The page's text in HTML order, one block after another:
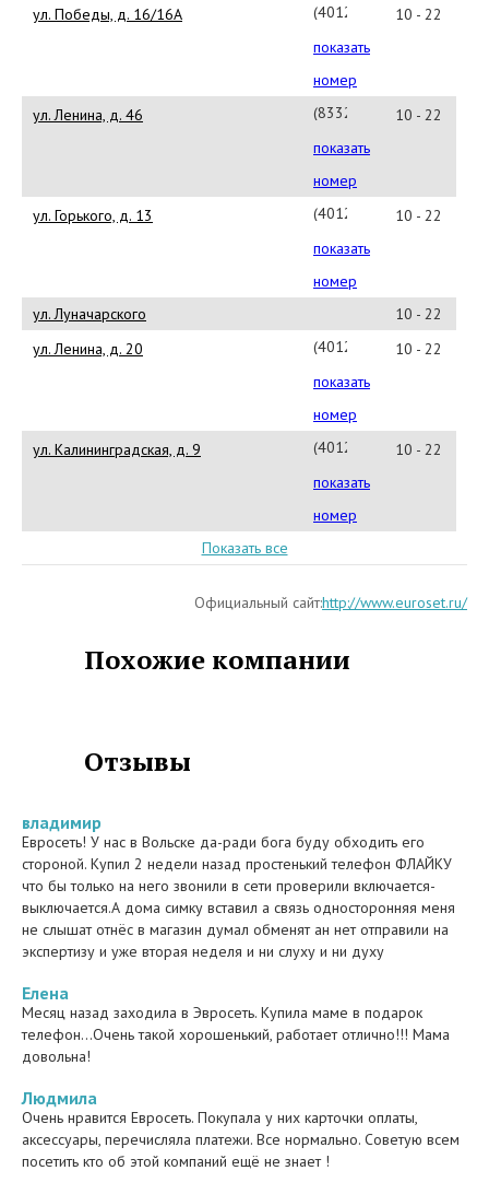
ул. Победы, д. 16/16А
(4012)379001(#40271)
показать
номер
10 - 22
ул. Ленина, д. 46
(8332)57-
71-
71(#24856)
показать
номер
10 - 22
ул. Горького, д. 13
(4012)379001(#44163)
показать
номер
10 - 22
ул. Луначарского
10 - 22
ул. Ленина, д. 20
(4012)379001(#40275)
показать
номер
10 - 22
ул. Калининградская, д. 9
(4012)379001(#40262)
показать
номер
10 - 22
Показать все
Официальный сайт:http://www.euroset.ru/
Похожие компании
Отзывы
владимир
Евросеть! У нас в Вольске да-ради бога буду обходить его
стороной. Купил 2 недели назад простенький телефон ФЛАЙКУ
что бы только на него звонили в сети проверили включается-
выключается.А дома симку вставил а связь односторонняя меня
не слышат отнёс в магазин думал обменят ан нет отправили на
экспертизу и уже вторая неделя и ни слуху и ни духу
Елена
Месяц назад заходила в Эвросеть. Купила маме в подарок
телефон...Очень такой хорошенький, работает отлично!!! Мама
довольна!
Людмила
Очень нравится Евросеть. Покупала у них карточки оплаты,
аксессуары, перечисляла платежи. Все нормально. Советую всем
посетить кто об этой компаний ещё не знает !